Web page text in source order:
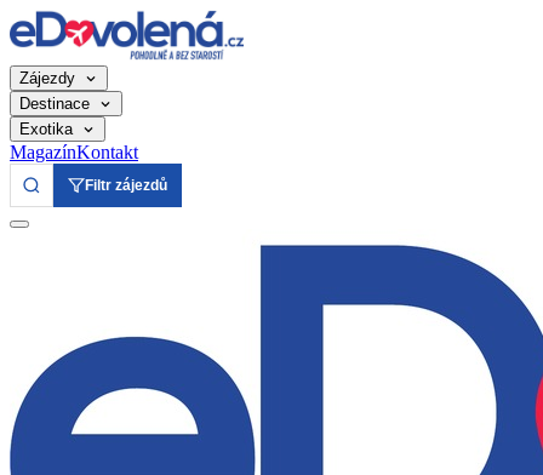
Zájezdy
Destinace
Exotika
MagazínKontakt
Filtr zájezdů